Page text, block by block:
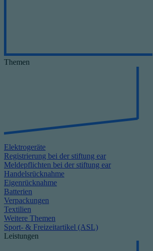
Themen
Elektrogeräte
Registrierung bei der stiftung ear
Meldepflichten bei der stiftung ear
Handelsrücknahme
Eigenrücknahme
Batterien
Verpackungen
Textilien
Weitere Themen
Sport- & Freizeitartikel (ASL)
Leistungen